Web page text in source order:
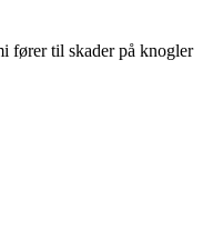
fører til skader på knogler